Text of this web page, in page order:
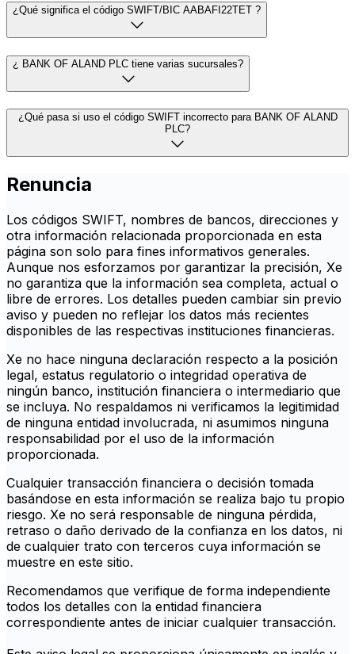
¿Qué significa el código SWIFT/BIC AABAFI22TET ?
¿ BANK OF ALAND PLC tiene varias sucursales?
¿Qué pasa si uso el código SWIFT incorrecto para BANK OF ALAND
PLC?
Renuncia
Los códigos SWIFT, nombres de bancos, direcciones y
otra información relacionada proporcionada en esta
página son solo para fines informativos generales.
Aunque nos esforzamos por garantizar la precisión, Xe
no garantiza que la información sea completa, actual o
libre de errores. Los detalles pueden cambiar sin previo
aviso y pueden no reflejar los datos más recientes
disponibles de las respectivas instituciones financieras.
Xe no hace ninguna declaración respecto a la posición
legal, estatus regulatorio o integridad operativa de
ningún banco, institución financiera o intermediario que
se incluya. No respaldamos ni verificamos la legitimidad
de ninguna entidad involucrada, ni asumimos ninguna
responsabilidad por el uso de la información
proporcionada.
Cualquier transacción financiera o decisión tomada
basándose en esta información se realiza bajo tu propio
riesgo. Xe no será responsable de ninguna pérdida,
retraso o daño derivado de la confianza en los datos, ni
de cualquier trato con terceros cuya información se
muestre en este sitio.
Recomendamos que verifique de forma independiente
todos los detalles con la entidad financiera
correspondiente antes de iniciar cualquier transacción.